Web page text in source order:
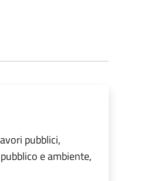
pubblici,
e ambiente,